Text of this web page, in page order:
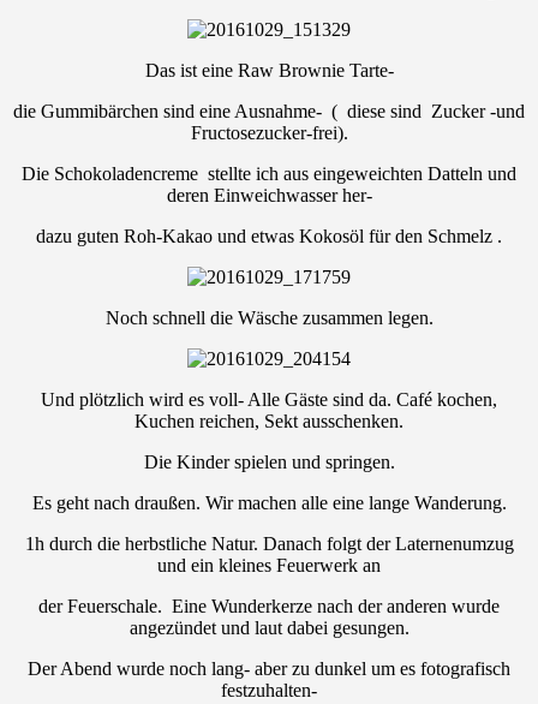
Das ist eine Raw Brownie Tarte-
die Gummibärchen sind eine Ausnahme- ( diese sind Zucker -und
Fructosezucker-frei).
Die Schokoladencreme stellte ich aus eingeweichten Datteln und
deren Einweichwasser her-
dazu guten Roh-Kakao und etwas Kokosöl für den Schmelz .
Noch schnell die Wäsche zusammen legen.
Und plötzlich wird es voll- Alle Gäste sind da. Café kochen,
Kuchen reichen, Sekt ausschenken.
Die Kinder spielen und springen.
Es geht nach draußen. Wir machen alle eine lange Wanderung.
1h durch die herbstliche Natur. Danach folgt der Laternenumzug
und ein kleines Feuerwerk an
der Feuerschale. Eine Wunderkerze nach der anderen wurde
angezündet und laut dabei gesungen.
Der Abend wurde noch lang- aber zu dunkel um es fotografisch
festzuhalten-